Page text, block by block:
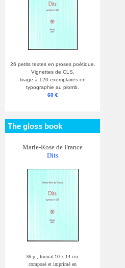
26 petits textes en proses poétique.
Vignettes de CLS.
tirage à 120 exemplaires en
typographie au plomb.
60 €
The gloss book
Marie-Rose de France
Dits
36 p., format 10 x 14 cm.
composé et imprimé en